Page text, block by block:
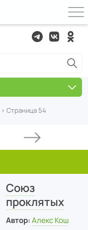
› Страница 54
Союз
проклятых
Автор: Алекс Кош